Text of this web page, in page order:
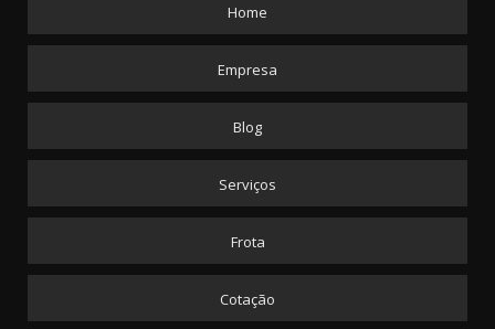
Home
Empresa
Blog
Serviços
Frota
Cotação